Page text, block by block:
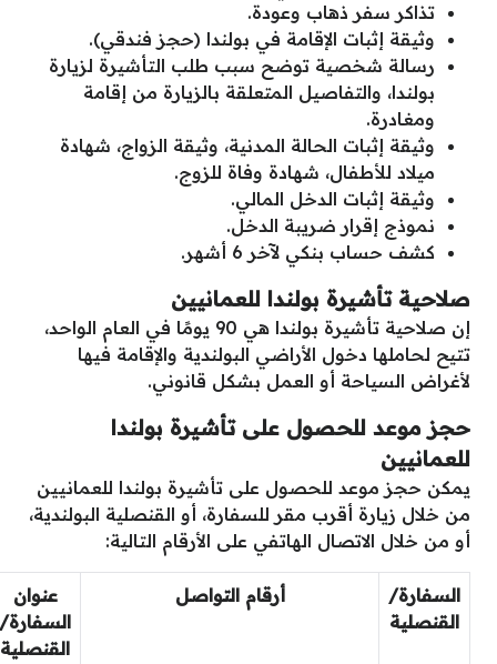
تذاكر سفر ذهاب وعودة.
وثيقة إثبات الإقامة في بولندا (حجز فندقي).
رسالة شخصية توضح سبب طلب التأشيرة لزيارة
بولندا، والتفاصيل المتعلقة بالزيارة من إقامة
ومغادرة.
وثيقة إثبات الحالة المدنية، وثيقة الزواج، شهادة
ميلاد للأطفال، شهادة وفاة للزوج.
وثيقة إثبات الدخل المالي.
نموذج إقرار ضريبة الدخل.
كشف حساب بنكي لآخر 6 أشهر.
صلاحية تأشيرة بولندا للعمانيين
إن صلاحية تأشيرة بولندا هي 90 يومًا في العام الواحد،
تتيح لحاملها دخول الأراضي البولندية والإقامة فيها
لأغراض السياحة أو العمل بشكل قانوني.
حجز موعد للحصول على تأشيرة بولندا
للعمانيين
يمكن حجز موعد للحصول على تأشيرة بولندا للعمانيين
من خلال زيارة أقرب مقر للسفارة، أو القنصلية البولندية،
أو من خلال الاتصال الهاتفي على الأرقام التالية:
السفارة/
القنصلية
أرقام التواصل
عنوان
السفارة/
القنصلية